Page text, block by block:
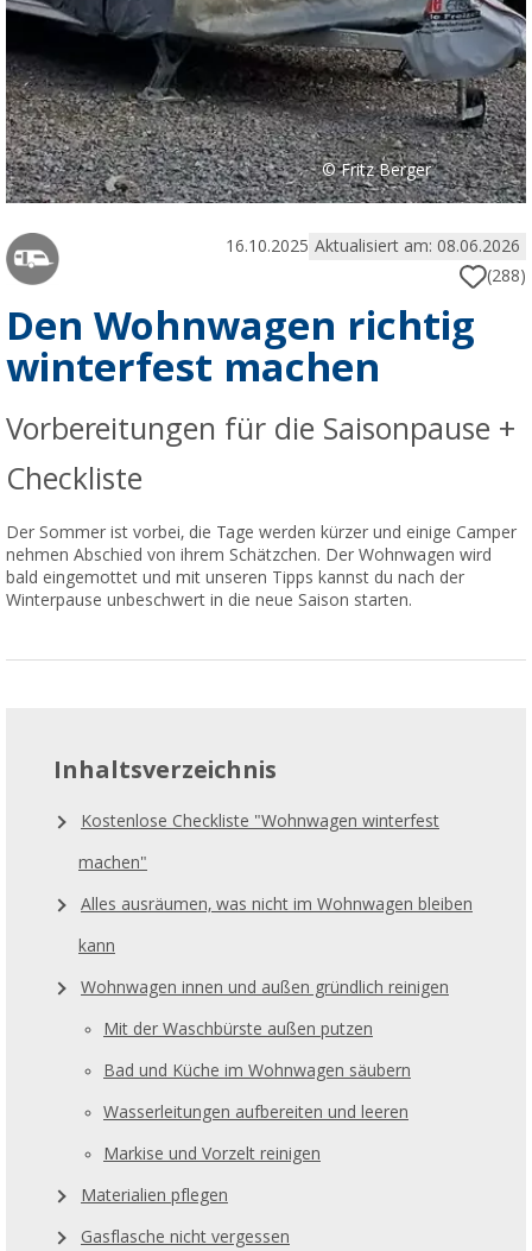
© Fritz Berger
16.10.2025 Aktualisiert am: 08.06.2026
(288)
Den Wohnwagen richtig
winterfest machen
Vorbereitungen für die Saisonpause +
Checkliste
Der Sommer ist vorbei, die Tage werden kürzer und einige Camper
nehmen Abschied von ihrem Schätzchen. Der Wohnwagen wird
bald eingemottet und mit unseren Tipps kannst du nach der
Winterpause unbeschwert in die neue Saison starten.
Inhaltsverzeichnis
Kostenlose Checkliste "Wohnwagen winterfest
machen"
Alles ausräumen, was nicht im Wohnwagen bleiben
kann
Wohnwagen innen und außen gründlich reinigen
Mit der Waschbürste außen putzen
Bad und Küche im Wohnwagen säubern
Wasserleitungen aufbereiten und leeren
Markise und Vorzelt reinigen
Materialien pflegen
Gasflasche nicht vergessen